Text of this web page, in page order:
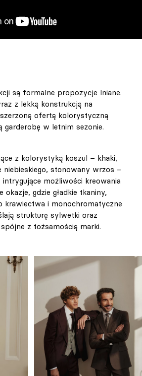
są formalne propozycje lniane.
z lekką konstrukcją na
ofertą kolorystyczną
garderobę w letnim sezonie.
z kolorystyką koszul – khaki,
niebieskiego, stonowany wrzos –
możliwości kreowania
gdzie gładkie tkaniny,
krawiectwa i monochromatyczne
strukturę sylwetki oraz
z tożsamością marki.